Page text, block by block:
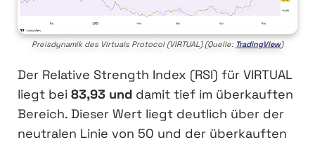
Preisdynamik des Virtuals Protocol (VIRTUAL) (Quelle: TradingView)
Der Relative Strength Index (RSI) für VIRTUAL
liegt bei 83,93 und damit tief im überkauften
Bereich. Dieser Wert liegt deutlich über der
neutralen Linie von 50 und der überkauften